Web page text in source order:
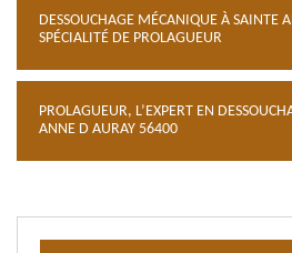
DESSOUCHAGE MÉCANIQUE À SAINTE
SPÉCIALITÉ DE PROLAGUEUR
PROLAGUEUR, L’EXPERT EN
ANNE D AURAY 56400